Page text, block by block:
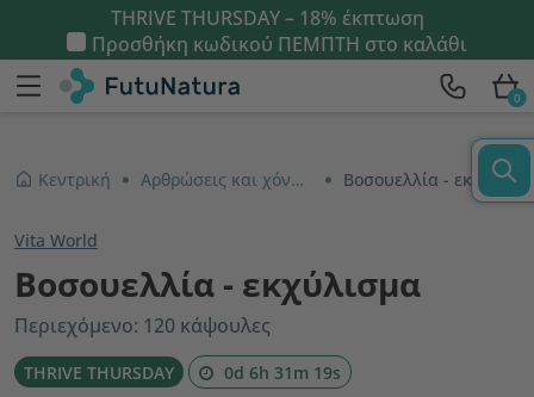
THRIVE THURSDAY – 18% έκπτωση
Προσθήκη κωδικού ΠΕΜΠΤΗ στο καλάθι
0
Κεντρική Αρθρώσεις και χόνδροι Βοσουελλία - εκχύλισμα
Vita World
Βοσουελλία - εκχύλισμα
Περιεχόμενο: 120 κάψουλες
THRIVE THURSDAY 0d 6h 31m 18s